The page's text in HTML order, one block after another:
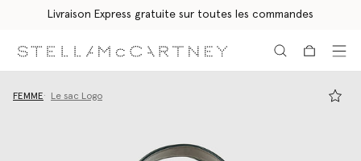
Livraison Express gratuite sur toutes les commandes
FEMME Le sac Logo